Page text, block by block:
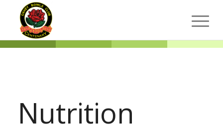
Nutrition